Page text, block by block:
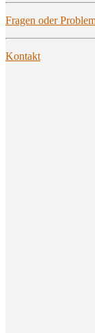
Fra­gen oder
Kon­takt